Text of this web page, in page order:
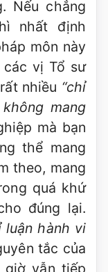
Nếu chẳng
nhất định
môn này
các vị Tổ sư
nhiều “chỉ
mang
mà bạn
thể mang
theo, mang
quá khứ
đúng lại.
luận hành vi
tắc của
giờ vẫn tiếp